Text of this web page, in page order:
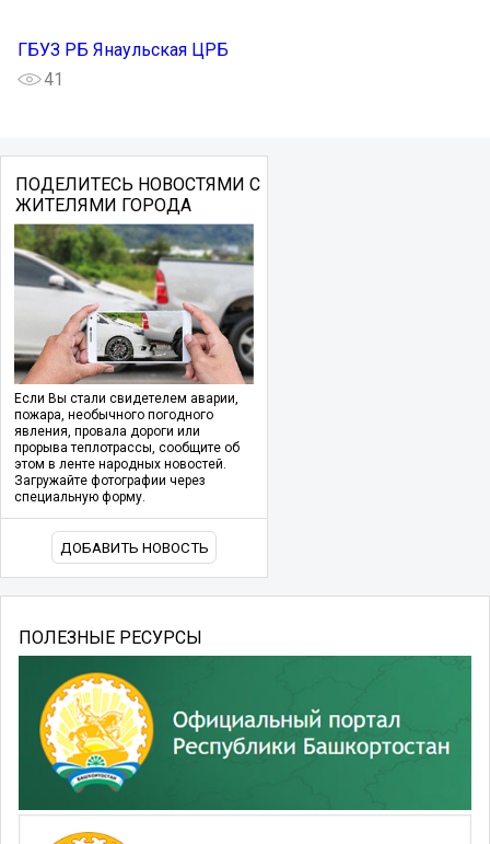
ГБУЗ РБ Янаульская ЦРБ
41
ПОДЕЛИТЕСЬ НОВОСТЯМИ С
ЖИТЕЛЯМИ ГОРОДА
Если Вы стали свидетелем аварии,
пожара, необычного погодного
явления, провала дороги или
прорыва теплотрассы, сообщите об
этом в ленте народных новостей.
Загружайте фотографии через
специальную форму.
ДОБАВИТЬ НОВОСТЬ
ПОЛЕЗНЫЕ РЕСУРСЫ